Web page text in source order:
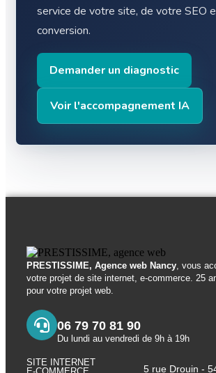
service de votre site, de votre SEO
conversion.
Demander un diagnostic
Voir l'accompagnement IA
PRESTISSIME, Agence web Nancy, vous
votre projet de site internet, e-commerce. 25
pour votre projet web.
06 79 70 81 90
Du lundi au vendredi de 9h à 19h
SITE INTERNET
5 rue Drouin -